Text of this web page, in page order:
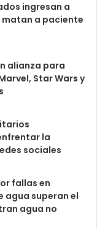
ingresan a
matan a paciente
alianza para
Star Wars y
la
sociales
fallas en
agua superan el
agua no